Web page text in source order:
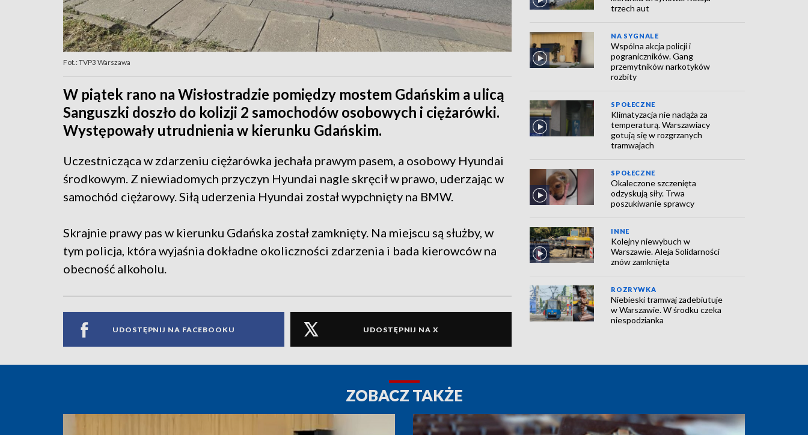
Fot.: TVP3 Warszawa
W piątek rano na Wisłostradzie pomiędzy mostem Gdańskim a ulicą
Sanguszki doszło do kolizji 2 samochodów osobowych i ciężarówki.
Występowały utrudnienia w kierunku Gdańskim.
Uczestnicząca w zdarzeniu ciężarówka jechała prawym pasem, a osobowy Hyundai
środkowym. Z niewiadomych przyczyn Hyundai nagle skręcił w prawo, uderzając w
samochód ciężarowy. Siłą uderzenia Hyundai został wypchnięty na BMW.
Skrajnie prawy pas w kierunku Gdańska został zamknięty. Na miejscu są służby, w
tym policja, która wyjaśnia dokładne okoliczności zdarzenia i bada kierowców na
obecność alkoholu.
UDOSTĘPNIJ NA FACEBOOKU UDOSTĘPNIJ NA X
trzech aut
NA SYGNALE
Wspólna akcja policji i
pograniczników. Gang
przemytników narkotyków
rozbity
SPOŁECZNE
Klimatyzacja nie nadąża za
temperaturą. Warszawiacy
gotują się w rozgrzanych
tramwajach
SPOŁECZNE
Okaleczone szczenięta
odzyskują siły. Trwa
poszukiwanie sprawcy
INNE
Kolejny niewybuch w
Warszawie. Aleja Solidarności
znów zamknięta
ROZRYWKA
Niebieski tramwaj zadebiutuje
w Warszawie. W środku czeka
niespodzianka
ZOBACZ TAKŻE